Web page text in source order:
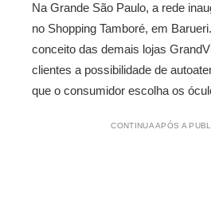
Na Grande São Paulo, a rede
no Shopping Tamboré, em
conceito das demais lojas
clientes a possibilidade de
que o consumidor escolha os
CONTINUA APÓS A